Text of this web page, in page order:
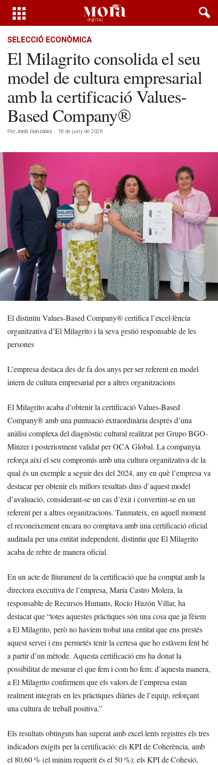
SELECCIÓ ECONÒMICA
El Milagrito consolida el seu
model de cultura empresarial
amb la certificació Values-
Based Company®
Por Jordi González - 18 de juny de 2026
El distintiu Values-Based Company® certifica l’excel·lència
organitzativa d’El Milagrito i la seva gestió responsable de les
persones
L’empresa destaca des de fa dos anys per ser referent en model
intern de cultura empresarial per a altres organitzacions
El Milagrito acaba d’obtenir la certificació Values-Based
Company® amb una puntuació extraordinària després d’una
anàlisi complexa del diagnòstic cultural realitzat per Grupo BGO-
Minzer i posteriorment validat per OCA Global. La companyia
reforça així el seu compromís amb una cultura organitzativa de la
qual és un exemple a seguir des del 2024, any en què l’empresa va
destacar per obtenir els millors resultats dins d’aquest model
d’avaluació, considerant-se un cas d’èxit i convertint-se en un
referent per a altres organitzacions. Tanmateix, en aquell moment
el reconeixement encara no comptava amb una certificació oficial
auditada per una entitat independent, distintiu que El Milagrito
acaba de rebre de manera oficial.
En un acte de lliurament de la certificació que ha comptat amb la
directora executiva de l’empresa, María Castro Molera, la
responsable de Recursos Humans, Rocío Huzón Villar, ha
destacat que “totes aquestes pràctiques són una cosa que ja fèiem
a El Milagrito, però no havíem trobat una entitat que ens prestés
aquest servei i ens permetés tenir la certesa que ho estàvem fent bé
a partir d’un mètode. Aquesta certificació ens ha donat la
possibilitat de mesurar el que fem i com ho fem; d’aquesta manera,
a El Milagrito confirmem que els valors de l’empresa estan
realment integrats en les pràctiques diàries de l’equip, reforçant
una cultura de treball positiva.”
Els resultats obtinguts han superat amb excel·lents registres els tres
indicadors exigits per la certificació: els KPI de Coherència, amb
el 80,60 % (el mínim requerit és el 50 %); els KPI de Cohesió,